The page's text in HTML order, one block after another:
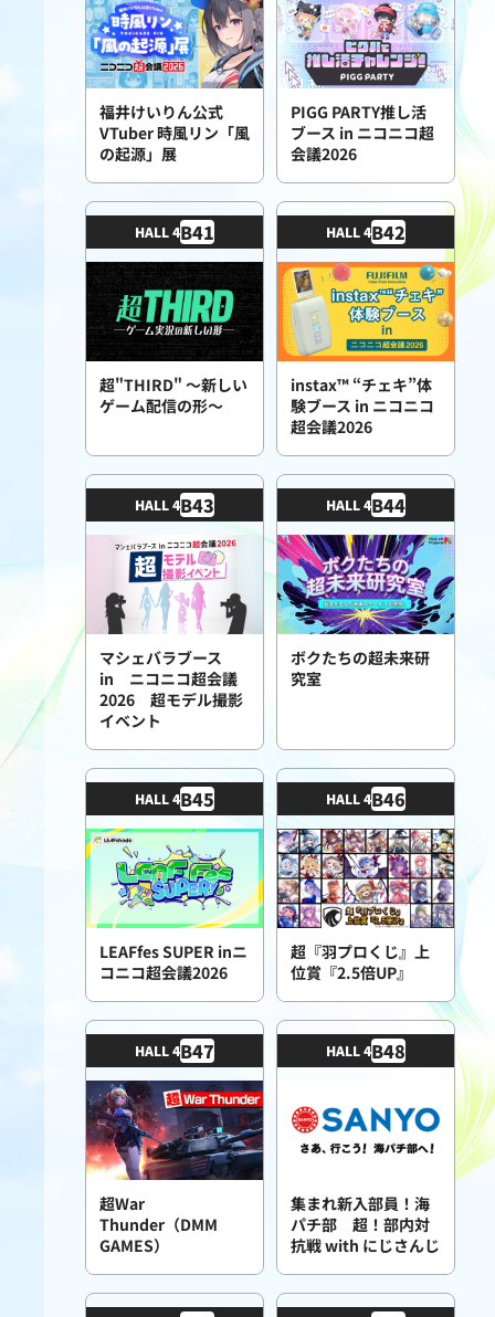
福井けいりん公式
VTuber 時風リン「風
の起源」展
PIGG PARTY推し活
ブース in ニコニコ超
会議2026
HALL 4B41
超"THIRD" 〜新しい
ゲーム配信の形〜
HALL 4B42
instax™ “チェキ”体
験ブース in ニコニコ
超会議2026
HALL 4B43
マシェバラブース
in ニコニコ超会議
2026 超モデル撮影
イベント
HALL 4B44
ボクたちの超未来研
究室
HALL 4B45
LEAFfes SUPER inニ
コニコ超会議2026
HALL 4B46
超『羽プロくじ』上
位賞『2.5倍UP』
HALL 4B47
超War
Thunder（DMM
GAMES）
HALL 4B48
集まれ新入部員！海
パチ部 超！部内対
抗戦 with にじさんじ